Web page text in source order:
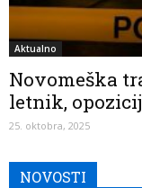
Aktualno
Novomeška
letnik,
25. oktobra, 2025
NOVOSTI